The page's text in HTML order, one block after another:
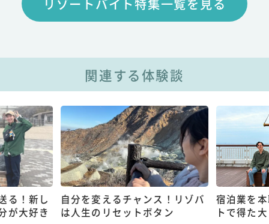
関連する体験談
る！新し
が大好き
自分を変えるチャンス！リゾバ
は人生のリセットボタン
宿泊業を
トで得た